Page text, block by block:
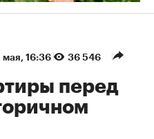
мая, 16:36 36 546
перед